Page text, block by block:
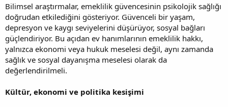
Bilimsel araştırmalar, emeklilik güvencesinin psikolojik sağlığı
doğrudan etkilediğini gösteriyor. Güvenceli bir yaşam,
depresyon ve kaygı seviyelerini düşürüyor, sosyal bağları
güçlendiriyor. Bu açıdan ev hanımlarının emeklilik hakkı,
yalnızca ekonomi veya hukuk meselesi değil, aynı zamanda
sağlık ve sosyal dayanışma meselesi olarak da
değerlendirilmeli.
Kültür, ekonomi ve politika kesişimi